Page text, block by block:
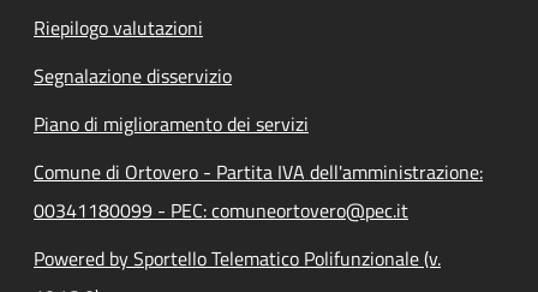
Riepilogo valutazioni
Segnalazione disservizio
Piano di miglioramento dei servizi
Comune di Ortovero - Partita IVA dell'amministrazione:
00341180099 - PEC: comuneortovero@pec.it
Powered by Sportello Telematico Polifunzionale (v.